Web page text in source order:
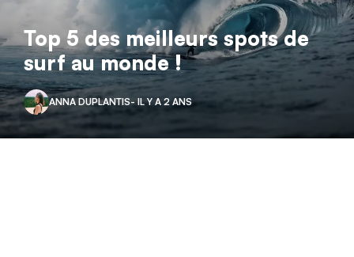
Top 5 des meilleurs spots de
surf au monde !
ANNA DUPLANTIS- IL Y A 2 ANS